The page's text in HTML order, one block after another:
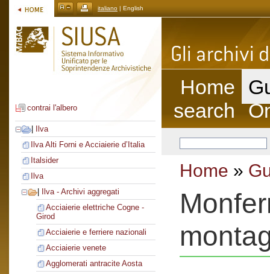
italiano | English
contrai l'albero
Ilva
Ilva Alti Forni e Acciaierie d’Italia
Italsider
Ilva
Ilva - Archivi aggregati
Acciaierie elettriche Cogne -
Girod
Acciaierie e ferriere nazionali
Acciaierie venete
Agglomerati antracite Aosta
Home
search
Home »